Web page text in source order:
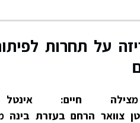
על תחרות
מצילה חיים:
צוואר הרחם בעזרת בינה